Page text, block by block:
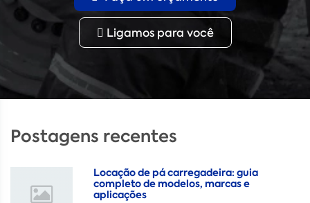
Ligamos para você
Postagens recentes
Locação de pá carregadeira: guia
completo de modelos, marcas e
aplicações